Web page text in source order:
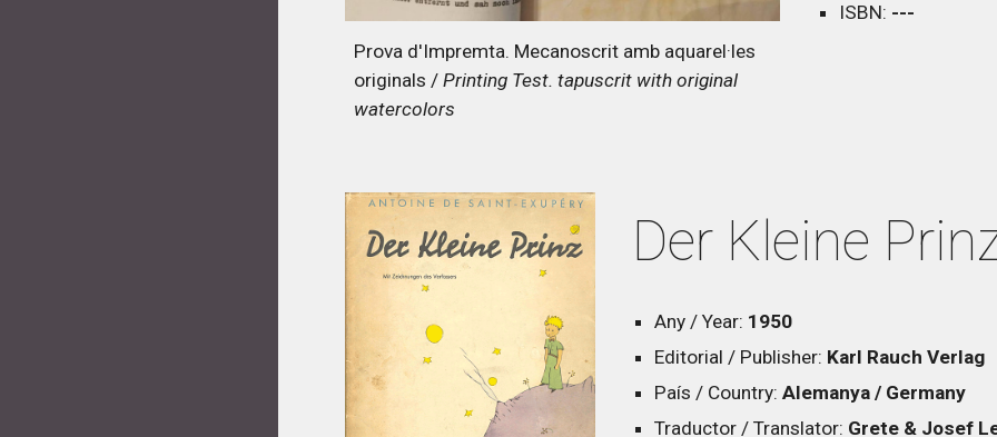
Prova d'Impremta. Mecanoscrit amb aquarel·les
originals /Printing Test. tapuscrit with original
watercolors
ISBN: ---
Der Kleine
Any / Year: 1950
Editorial / Publisher: Karl Rauch Verlag
País / Country: Alemanya / Germany
Traductor / Translator: Grete & Josef